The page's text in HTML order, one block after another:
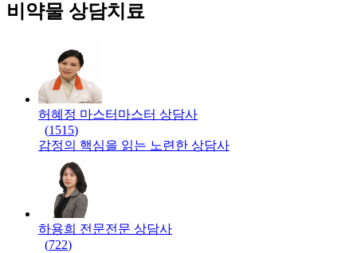
비약물 상담치료
허혜정 마스터 마스터 상담사
(1515)
감정의 핵심을 읽는 노련한 상담사
하용희 전문전문 상담사
(722)